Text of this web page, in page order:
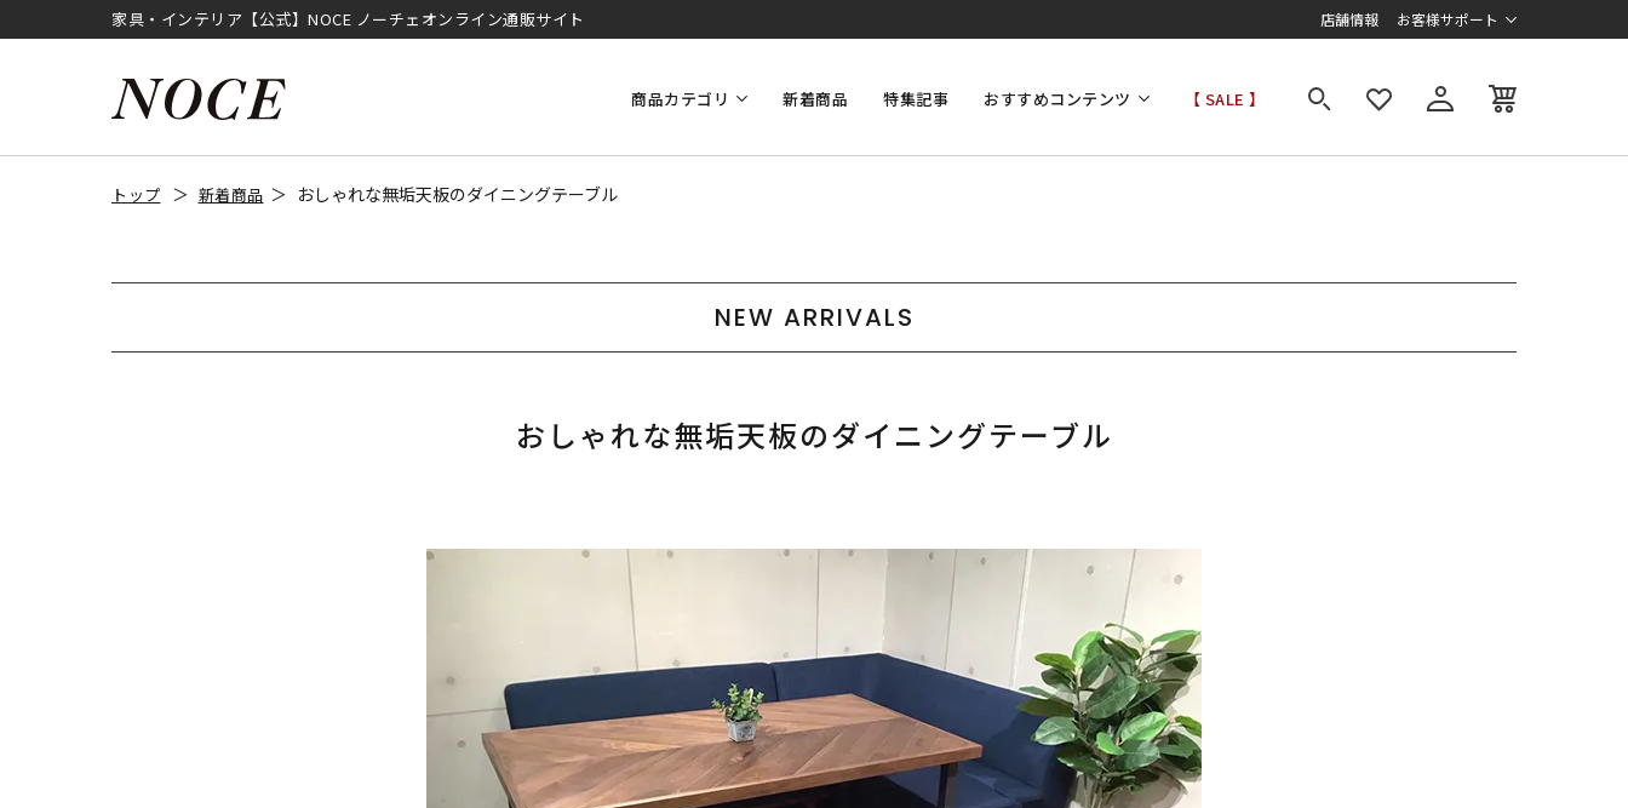
家具・インテリア【公式】NOCE ノーチェオンライン通販サイト 店舗情報 お客様サポート
商品カテゴリ 新着商品 特集記事 おすすめコンテンツ 【 SALE 】
トップ 新着商品 おしゃれな無垢天板のダイニングテーブル
NEW ARRIVALS
おしゃれな無垢天板のダイニングテーブル